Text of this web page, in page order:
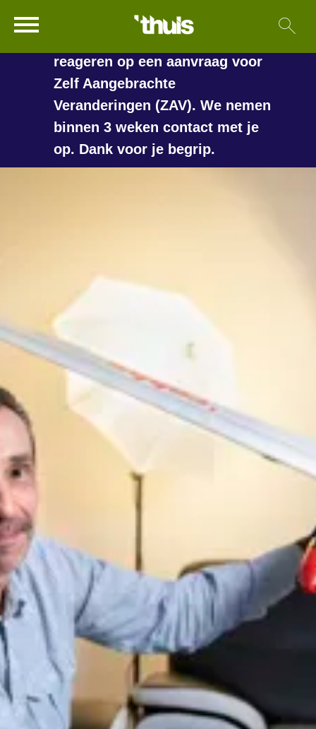
Naar hoofdinhoud
Naar hoofdnavigatiemenu
Naar zoeken
Naar de homepage
Ga naar Hoofd
langer duren voordat we
reageren op een aanvraag voor
Zelf Aangebrachte
Veranderingen (ZAV). We nemen
binnen 3 weken contact met je
op. Dank voor je begrip.